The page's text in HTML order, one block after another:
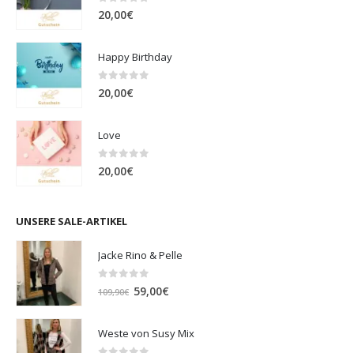
0 out of 5
20,00€
Happy Birthday
0 out of 5
20,00€
Love
0 out of 5
20,00€
UNSERE SALE-ARTIKEL
Jacke Rino & Pelle
out of 5
109,90€ Ursprünglicher
109,90€
59,00€
59,00€.
Weste von Susy Mix